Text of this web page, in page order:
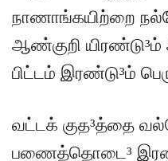
நாணாங்கயிற்றை
ஆண்குறி
பிட்டம் இரண்டு³ம்
வட்டக் குத³த்தை
பணைத்தொடை³